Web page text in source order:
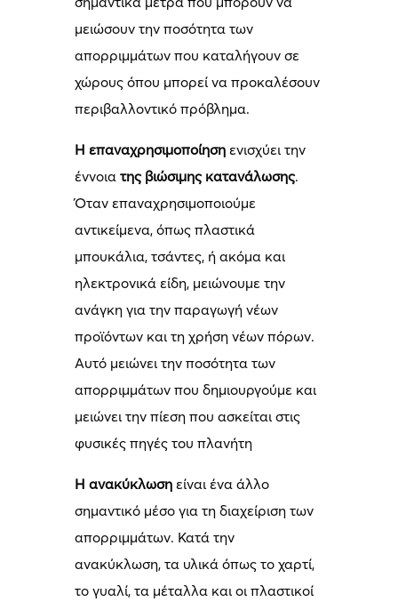
μειώσουν την ποσότητα των
απορριμμάτων που καταλήγουν σε
χώρους όπου μπορεί να προκαλέσουν
περιβαλλοντικό πρόβλημα.
Η επαναχρησιμοποίηση ενισχύει την
έννοιατης βιώσιμης κατανάλωσης.
Όταν επαναχρησιμοποιούμε
αντικείμενα, όπως πλαστικά
μπουκάλια, τσάντες, ή ακόμα και
ηλεκτρονικά είδη, μειώνουμε την
ανάγκη για την παραγωγή νέων
προϊόντων και τη χρήση νέων πόρων.
Αυτό μειώνει την ποσότητα των
απορριμμάτων που δημιουργούμε και
μειώνει την πίεση που ασκείται στις
φυσικές πηγές του πλανήτη
Η ανακύκλωση είναι ένα άλλο
σημαντικό μέσο για τη διαχείριση των
απορριμμάτων. Κατά την
ανακύκλωση, τα υλικά όπως το χαρτί,
το γυαλί, τα μέταλλα και οι πλαστικοί